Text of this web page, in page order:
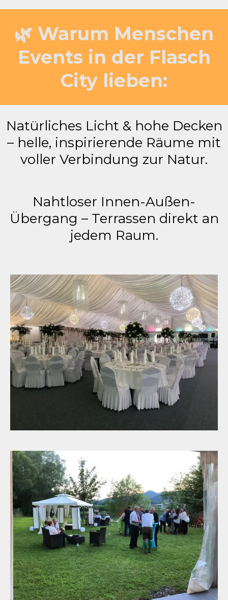
🌿 Warum Menschen
Events in der Flasch
City lieben:
Natürliches Licht & hohe Decken
– helle, inspirierende Räume mit
voller Verbindung zur Natur.
Nahtloser Innen-Außen-
Übergang – Terrassen direkt an
jedem Raum.